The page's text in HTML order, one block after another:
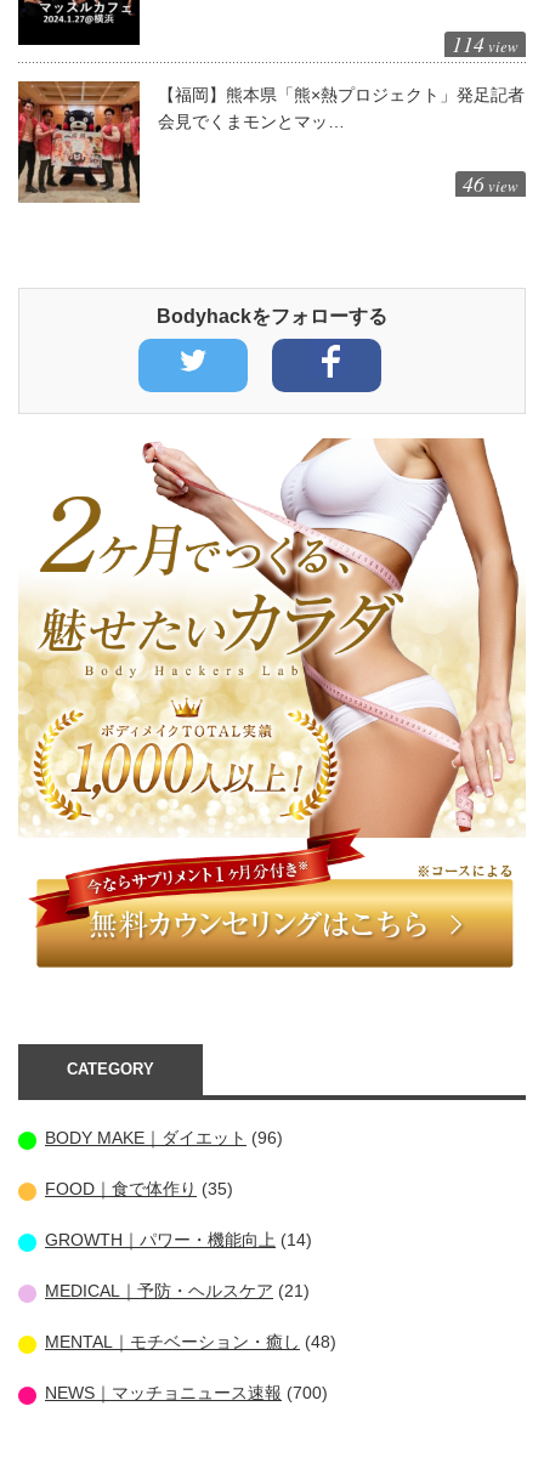
114 view
【福岡】熊本県「熊×熱プロジェクト」発足記者
会見でくまモンとマッ…
46 view
Bodyhackをフォローする
CATEGORY
BODY MAKE｜ダイエット (96)
FOOD｜食で体作り (35)
GROWTH｜パワー・機能向上 (14)
MEDICAL｜予防・ヘルスケア (21)
MENTAL｜モチベーション・癒し (48)
NEWS｜マッチョニュース速報 (700)